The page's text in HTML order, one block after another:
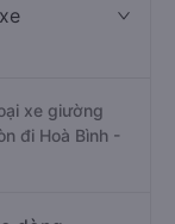
xe giường
đi Hoà Bình -